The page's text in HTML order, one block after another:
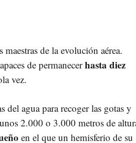
de la evolución aérea.
de permanecerhasta diez
vez.
del agua para recoger las gotas y
2.000 o 3.000 metros de
en el que un hemisferio de su